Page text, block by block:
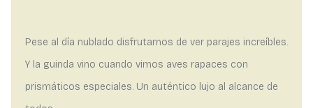
Pese al día nublado disfrutamos de ver parajes increíbles.
Y la guinda vino cuando vimos aves rapaces con
prismáticos especiales. Un auténtico lujo al alcance de